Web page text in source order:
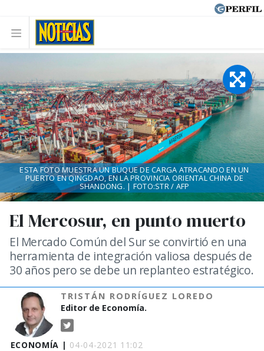
ECONOMÍA | 04-04-2021 11:02
El Mercosur, en punto muerto
El Mercado Común del Sur se convirtió en una
herramienta de integración valiosa después de
30 años pero se debe un replanteo estratégico.
TRISTÁN RODRÍGUEZ LOREDO
Editor de Economía.
ESTA FOTO MUESTRA UN BUQUE DE CARGA ATRACANDO EN UN
PUERTO EN QINGDAO, EN LA PROVINCIA ORIENTAL CHINA DE
SHANDONG. | FOTO:STR / AFP